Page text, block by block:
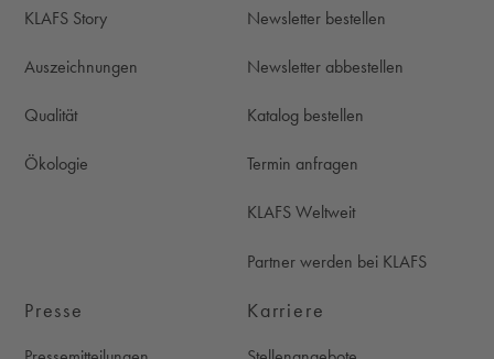
KLAFS Story
Auszeichnungen
Qualität
Ökologie
Newsletter bestellen
Newsletter abbestellen
Katalog bestellen
Termin anfragen
KLAFS Weltweit
Partner werden bei KLAFS
Presse Karriere